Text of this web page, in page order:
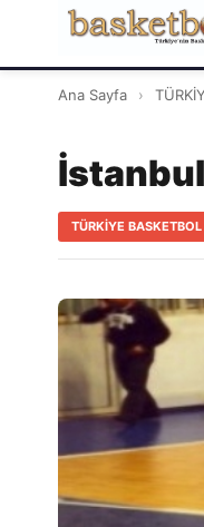
Ana Sayfa ›
TÜRKİYE